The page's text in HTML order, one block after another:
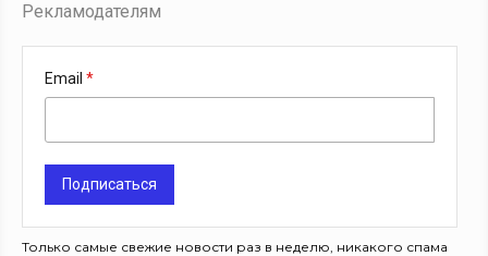
Рекламодателям
Email
Подписаться
Только самые свежие новости раз в неделю, никакого спама